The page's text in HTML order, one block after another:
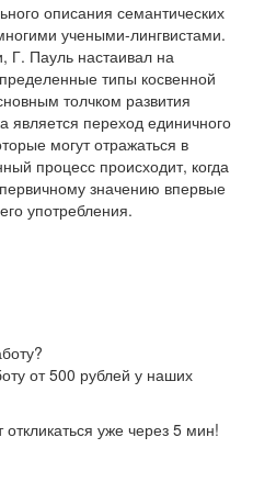
описания семантических
учеными-лингвистами.
Г. Пауль настаивал на
типы косвенной
толчком развития
является переход единичного
могут отражаться в
процесс происходит, когда
значению впервые
употребления.
от 500 рублей у наших
уже через 5 мин!